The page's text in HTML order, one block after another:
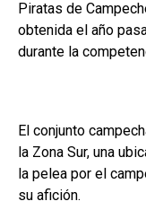
Piratas de
obtenida el año
durante la
El conjunto
la Zona Sur, una
la pelea por el
su afición.